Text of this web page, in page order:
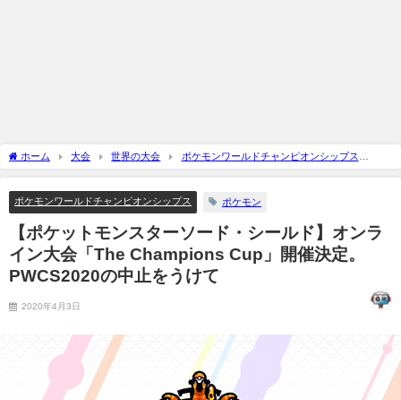
ホーム 大会 世界の大会
ポケモンワールドチャンピオンシップス
ポケモンワールドチャンピオンシップス
ポケモン
【ポケットモンスターソード・シールド】オンラ
イン大会「The Champions Cup」開催決定。
PWCS2020の中止をうけて
2020年4月3日